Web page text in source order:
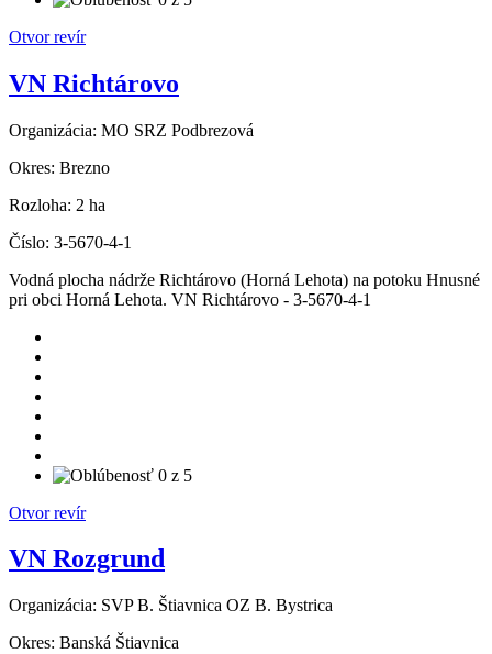
Otvor revír
VN Richtárovo
Organizácia: MO SRZ Podbrezová
Okres: Brezno
Rozloha: 2 ha
Číslo: 3-5670-4-1
Vodná plocha nádrže Richtárovo (Horná Lehota) na potoku Hnusné
pri obci Horná Lehota. VN Richtárovo - 3-5670-4-1
Otvor revír
VN Rozgrund
Organizácia: SVP B. Štiavnica OZ B. Bystrica
Okres: Banská Štiavnica